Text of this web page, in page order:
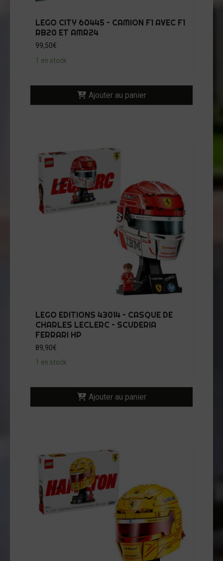
LEGO CITY 60445 – CAMION F1 AVEC F1
RB20 ET AMR24
99,50€
1 en stock
Ajouter au panier
LEGO EDITIONS 43014 – CASQUE DE
CHARLES LECLERC – SCUDERIA
FERRARI HP
89,90€
1 en stock
Ajouter au panier